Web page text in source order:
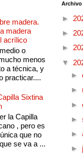
madera.
madera
acrílico
o
menos
a técnica, y
practicar....
Sixtina
la Capilla
, pero es
que no
se va a ...
►
►
►
▼
►
►
►
►
►
►